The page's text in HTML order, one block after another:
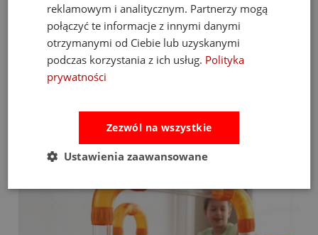
Erwin Pacjent Lalka Edukacyjna Sigikid
249,00 zł212,00 zł
do koszyka
Bestsellery
reklamowym i analitycznym. Partnerzy mogą
połączyć te informacje z innymi danymi
otrzymanymi od Ciebie lub uzyskanymi
podczas korzystania z ich usług. Polityka
prywatności
Zezwól na wszystkie
Ustawienia zaawansowane